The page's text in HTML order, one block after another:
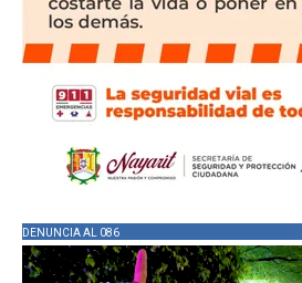
DENUNCIA AL 086